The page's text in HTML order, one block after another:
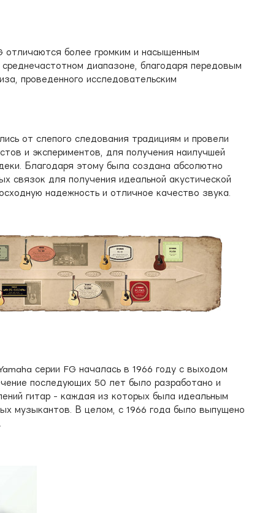
отличаются более громким и насыщенным
диапазоне, благодаря передовым
проведенного исследовательским
от слепого следования традициям и провели
и экспериментов, для получения наилучшей
Благодаря этому была создана абсолютно
связок для получения идеальной акустической
надежность и отличное качество звука.
серии FG началась в 1966 году с выходом
последующих 50 лет было разработано и
гитар - каждая из которых была идеальным
музыкантов. В целом, с 1966 года было выпущено